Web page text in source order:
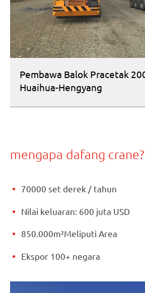
Pembawa Balok Pracetak
Huaihua-Hengyang
mengapa dafang crane?
70000 set derek / tahun
Nilai keluaran: 600 juta USD
850.000m²Meliputi Area
Ekspor 100+ negara